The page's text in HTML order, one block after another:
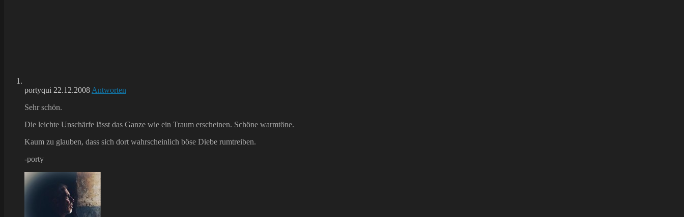
portyqui 22.12.2008 Antworten
Sehr schön.
Die leichte Unschärfe lässt das Ganze wie ein Traum erscheinen. Schöne warmtöne.
Kaum zu glauben, dass sich dort wahrscheinlich böse Diebe rumtreiben.
-porty